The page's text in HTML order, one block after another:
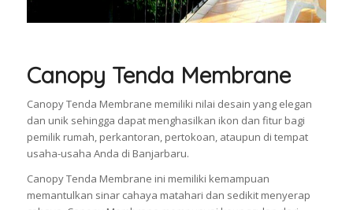
Canopy Tenda Membrane
Canopy Tenda Membrane memiliki nilai desain yang elegan
dan unik sehingga dapat menghasilkan ikon dan fitur bagi
pemilik rumah, perkantoran, pertokoan, ataupun di tempat
usaha-usaha Anda di Banjarbaru.
Canopy Tenda Membrane ini memiliki kemampuan
memantulkan sinar cahaya matahari dan sedikit menyerap